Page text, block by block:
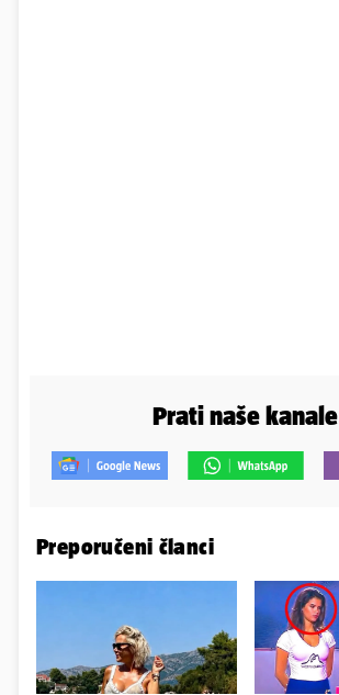
Prati naše kanale
Preporučeni članci